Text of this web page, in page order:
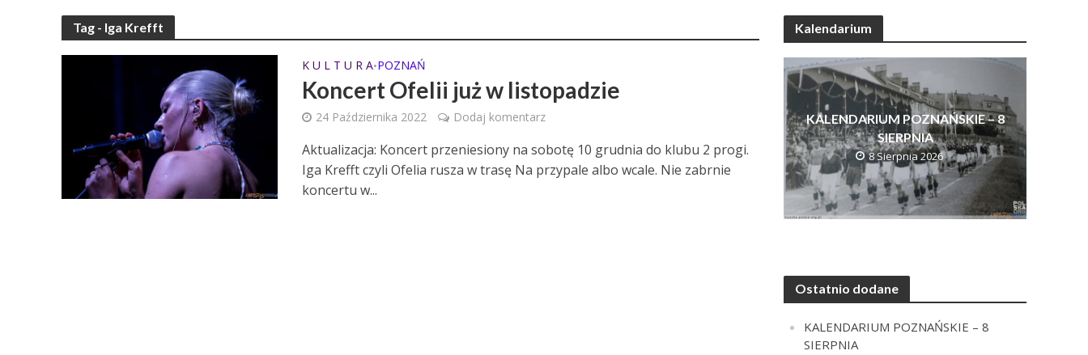
Tag - Iga Krefft
K U L T U R A•POZNAŃ
Koncert Ofelii już w listopadzie
24 Października 2022 Dodaj komentarz
Aktualizacja: Koncert przeniesiony na sobotę 10 grudnia do klubu 2 progi.
Iga Krefft czyli Ofelia rusza w trasę Na przypale albo wcale. Nie zabrnie
koncertu w...
Kalendarium
KALENDARIUM POZNAŃSKIE – 8
SIERPNIA
8 Sierpnia 2026
Ostatnio dodane
KALENDARIUM POZNAŃSKIE – 8
SIERPNIA